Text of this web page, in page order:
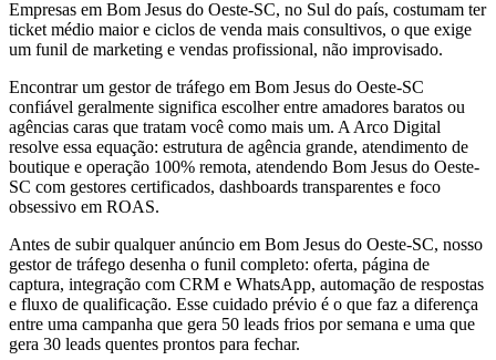
Empresas em Bom Jesus do Oeste-SC, no Sul do país, costumam ter
ticket médio maior e ciclos de venda mais consultivos, o que exige
um funil de marketing e vendas profissional, não improvisado.
Encontrar um gestor de tráfego em Bom Jesus do Oeste-SC
confiável geralmente significa escolher entre amadores baratos ou
agências caras que tratam você como mais um. A Arco Digital
resolve essa equação: estrutura de agência grande, atendimento de
boutique e operação 100% remota, atendendo Bom Jesus do Oeste-
SC com gestores certificados, dashboards transparentes e foco
obsessivo em ROAS.
Antes de subir qualquer anúncio em Bom Jesus do Oeste-SC, nosso
gestor de tráfego desenha o funil completo: oferta, página de
captura, integração com CRM e WhatsApp, automação de respostas
e fluxo de qualificação. Esse cuidado prévio é o que faz a diferença
entre uma campanha que gera 50 leads frios por semana e uma que
gera 30 leads quentes prontos para fechar.